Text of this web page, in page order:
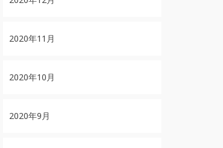
2020年11月
2020年10月
2020年9月